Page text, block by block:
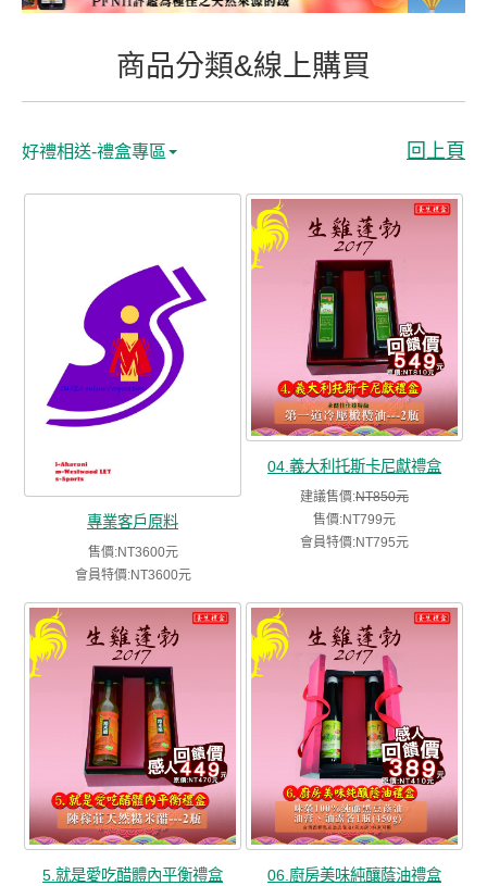
商品分類&線上購買
好禮相送-禮盒專區 回上頁
專業客戶原料
售價:NT3600元
會員特價:NT3600元
04.義大利托斯卡尼獻禮盒
建議售價:NT850元
售價:NT799元
會員特價:NT795元
5.就是愛吃醋體內平衡禮盒 06.廚房美味純釀蔭油禮盒